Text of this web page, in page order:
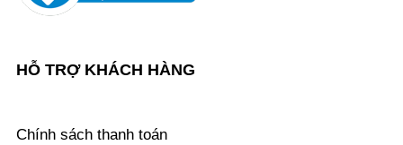
HỖ TRỢ KHÁCH HÀNG
Chính sách thanh toán